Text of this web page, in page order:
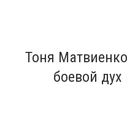
Тоня
боевой